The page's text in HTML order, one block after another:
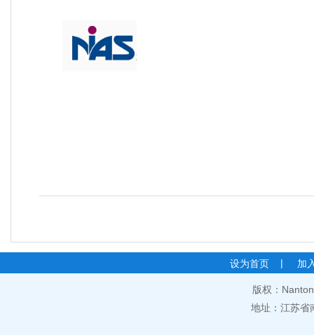
设为首页 | 加
版权：
地址：江苏省